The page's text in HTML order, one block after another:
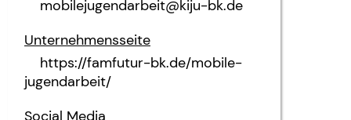
mobilejugendarbeit@kiju-bk.de
Unternehmensseite
https://famfutur-bk.de/mobile-
jugendarbeit/
Social Media